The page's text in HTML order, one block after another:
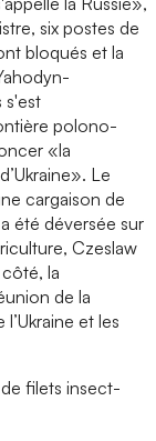
six postes de
bloqués et la
s'est
polono-
«la
Le
cargaison de
été déversée sur
Czeslaw
la
de la
et les
filets insect-